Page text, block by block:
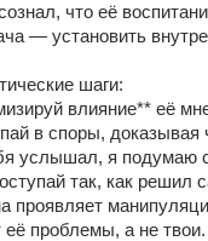
что её
— установить
шаги:
влияние** её
в споры, доказывая
услышал, я подумаю
так, как решил
проявляет
её проблемы, а не твои.